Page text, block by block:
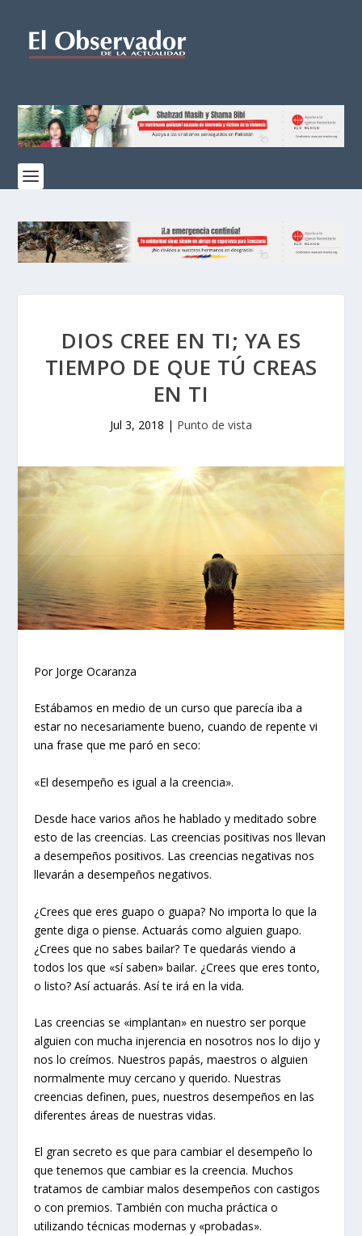
DIOS CREE EN TI; YA ES
TIEMPO DE QUE TÚ CREAS
EN TI
Jul 3, 2018 | Punto de vista
Por Jorge Ocaranza
Estábamos en medio de un curso que parecía iba a
estar no necesariamente bueno, cuando de repente vi
una frase que me paró en seco:
«El desempeño es igual a la creencia».
Desde hace varios años he hablado y meditado sobre
esto de las creencias. Las creencias positivas nos llevan
a desempeños positivos. Las creencias negativas nos
llevarán a desempeños negativos.
¿Crees que eres guapo o guapa? No importa lo que la
gente diga o piense. Actuarás como alguien guapo.
¿Crees que no sabes bailar? Te quedarás viendo a
todos los que «sí saben» bailar. ¿Crees que eres tonto,
o listo? Así actuarás. Así te irá en la vida.
Las creencias se «implantan» en nuestro ser porque
alguien con mucha injerencia en nosotros nos lo dijo y
nos lo creímos. Nuestros papás, maestros o alguien
normalmente muy cercano y querido. Nuestras
creencias definen, pues, nuestros desempeños en las
diferentes áreas de nuestras vidas.
El gran secreto es que para cambiar el desempeño lo
que tenemos que cambiar es la creencia. Muchos
tratamos de cambiar malos desempeños con castigos
o con premios. También con mucha práctica o
utilizando técnicas modernas y «probadas».